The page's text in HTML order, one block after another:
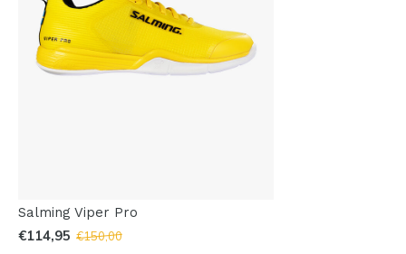
Salming Viper Pro
€114,95 €150,00